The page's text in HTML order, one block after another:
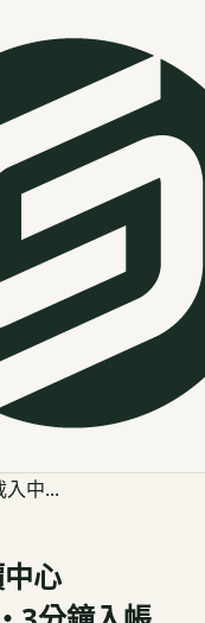
入中...
心